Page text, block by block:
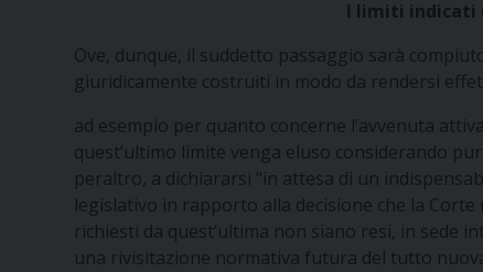
I limiti indicati
Ove, dunque, il suddetto passaggio sarà
giuridicamente costruiti in modo da rendersi
ad esempio per quanto concerne l’avvenuta
quest’ultimo limite venga eluso considerando
peraltro, a dichiararsi “in attesa di un
legislativo in rapporto alla decisione che la
richiesti da quest’ultima non siano resi, in sede
una rivisitazione normativa futura del tutto